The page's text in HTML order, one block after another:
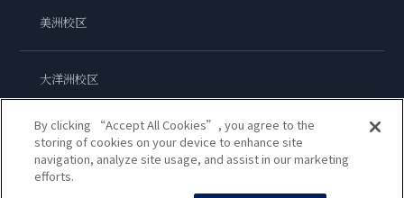
美洲校区
大洋洲校区
亚洲校区
By clicking “Accept All Cookies”, you agree to the
storing of cookies on your device to enhance site
navigation, analyze site usage, and assist in our marketing
efforts.